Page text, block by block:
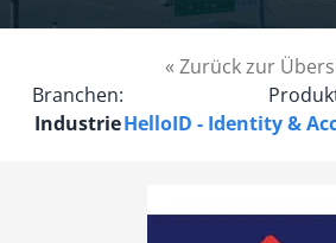
« Zurück zur
Branchen:
IndustrieHelloID - Identity &